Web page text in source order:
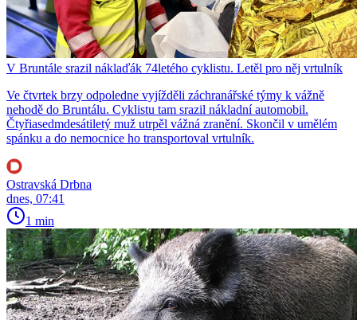
V Bruntále srazil náklaďák 74letého cyklistu. Letěl pro něj vrtulník
Ve čtvrtek brzy odpoledne vyjížděli záchranářské týmy k vážně
nehodě do Bruntálu. Cyklistu tam srazil nákladní automobil.
Čtyřiasedmdesátiletý muž utrpěl vážná zranění. Skončil v umělém
spánku a do nemocnice ho transportoval vrtulník.
Ostravská Drbna
dnes, 07:41
1 min